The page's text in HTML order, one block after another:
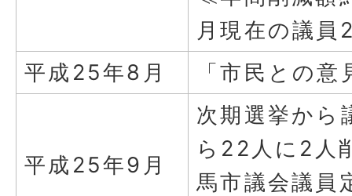
月現在の議員
平成25年8月
「市民との
平成25年9月
次期選挙から
ら22人に2人
馬市議会議員